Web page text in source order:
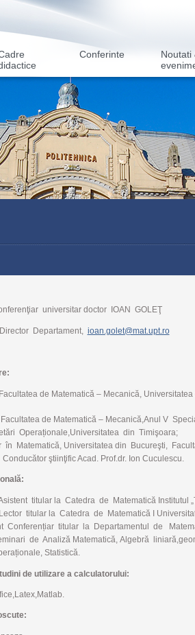
Conferinte
Noutati
universitar doctor IOAN GOLEŢ
Departament, ioan.golet@mat.upt.ro
de Matematică – Mecanică, Universitatea
de Matematică – Mecanică,Anul V
Operaționale,Universitatea din Timişoara;
în Matematică,Universitatea din Bucureşti,
ştiinţific Acad. Prof.dr. Ion Cuculescu.
titular la Catedra de Matematică Institutul
titular la Catedra de Matematică I
Conferențiar titular la Departamentul de
de Analiză Matematică, Algebră
Statistică.
de utilizare a calculatorului: